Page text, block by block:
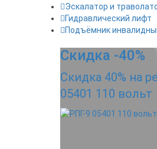
Эскалатор и
Гидравлический лифт
Подъёмник
Скидка -40%
Скидка 40% на
05401 110 вольт